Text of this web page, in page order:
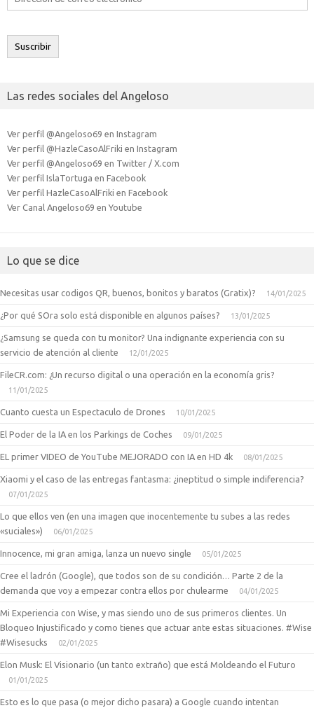
electrónico
Suscribir
Las redes sociales del Angeloso
Ver perfil @Angeloso69 en Instagram
Ver perfil @HazleCasoAlFriki en Instagram
Ver perfil @Angeloso69 en Twitter / X.com
Ver perfil IslaTortuga en Facebook
Ver perfil HazleCasoAlFriki en Facebook
Ver Canal Angeloso69 en Youtube
Lo que se dice
Necesitas usar codigos QR, buenos, bonitos y baratos (Gratix)? 14/01/2025
¿Por qué SOra solo está disponible en algunos países? 13/01/2025
¿Samsung se queda con tu monitor? Una indignante experiencia con su
servicio de atención al cliente
12/01/2025
FileCR.com: ¿Un recurso digital o una operación en la economía gris?
11/01/2025
Cuanto cuesta un Espectaculo de Drones 10/01/2025
El Poder de la IA en los Parkings de Coches 09/01/2025
EL primer VIDEO de YouTube MEJORADO con IA en HD 4k 08/01/2025
Xiaomi y el caso de las entregas fantasma: ¿ineptitud o simple indiferencia?
07/01/2025
Lo que ellos ven (en una imagen que inocentemente tu subes a las redes
«suciales»)
06/01/2025
Innocence, mi gran amiga, lanza un nuevo single 05/01/2025
Cree el ladrón (Google), que todos son de su condición… Parte 2 de la
demanda que voy a empezar contra ellos por chulearme
04/01/2025
Mi Experiencia con Wise, y mas siendo uno de sus primeros clientes. Un
Bloqueo Injustificado y como tienes que actuar ante estas situaciones. #Wise
#Wisesucks
02/01/2025
Elon Musk: El Visionario (un tanto extraño) que está Moldeando el Futuro
01/01/2025
Esto es lo que pasa (o mejor dicho pasara) a Google cuando intentan